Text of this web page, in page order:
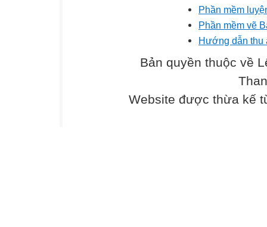
Phần mềm
Phần mềm vẽ
Hướng dẫn thu
Bản quyền thuộc về
Website được thừa kế